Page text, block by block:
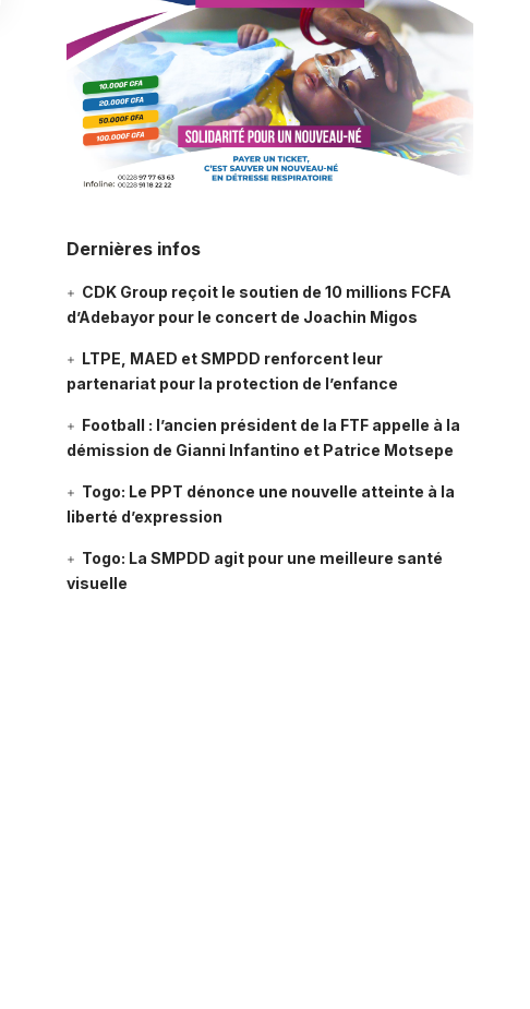
Dernières infos
CDK Group reçoit le soutien de 10 millions FCFA
d’Adebayor pour le concert de Joachin Migos
LTPE, MAED et SMPDD renforcent leur
partenariat pour la protection de l’enfance
Football : l’ancien président de la FTF appelle à la
démission de Gianni Infantino et Patrice Motsepe
Togo: Le PPT dénonce une nouvelle atteinte à la
liberté d’expression
Togo: La SMPDD agit pour une meilleure santé
visuelle